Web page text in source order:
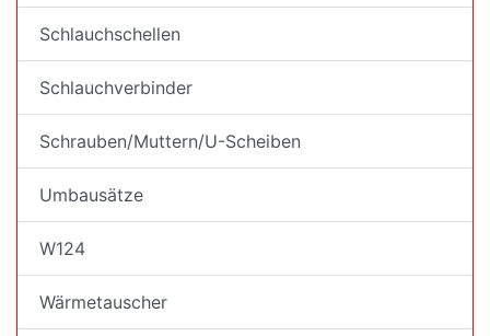
Schlauchschellen
Schlauchverbinder
Schrauben/Muttern/U-Scheiben
Umbausätze
W124
Wärmetauscher